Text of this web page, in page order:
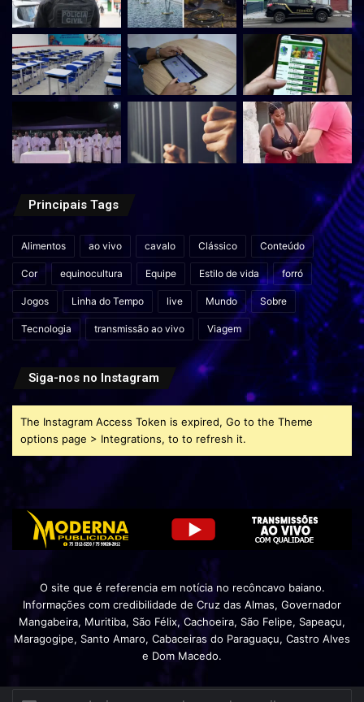
Principais Tags
Alimentos ao vivo cavalo Clássico Conteúdo
Cor equinocultura Equipe Estilo de vida forró
Jogos Linha do Tempo live Mundo Sobre
Tecnologia transmissão ao vivo Viagem
Siga-nos no Instagram
The Instagram Access Token is expired, Go to the Theme
options page > Integrations, to to refresh it.
O site que é referencia em notícia no recôncavo baiano.
Informações com credibilidade de Cruz das Almas, Governador
Mangabeira, Muritiba, São Félix, Cachoeira, São Felipe, Sapeaçu,
Maragogipe, Santo Amaro, Cabaceiras do Paraguaçu, Castro Alves
e Dom Macedo.